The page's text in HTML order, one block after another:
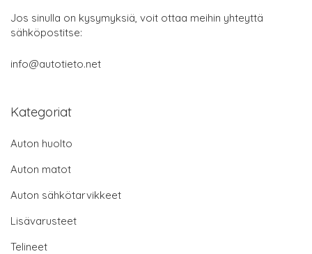
Jos sinulla on kysymyksiä, voit ottaa meihin yhteyttä
sähköpostitse:
info@autotieto.net
Kategoriat
Auton huolto
Auton matot
Auton sähkötarvikkeet
Lisävarusteet
Telineet